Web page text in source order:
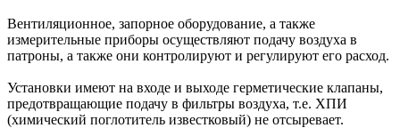
Вентиляционное, запорное оборудование, а также
измерительные приборы осуществляют подачу воздуха в
патроны, а также они контролируют и регулируют его расход.
Установки имеют на входе и выходе герметические клапаны,
предотвращающие подачу в фильтры воздуха, т.е. ХПИ
(химический поглотитель известковый) не отсыревает.